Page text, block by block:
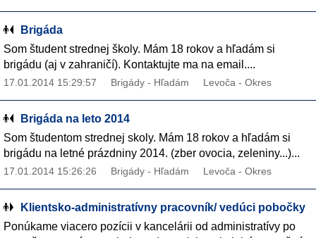
Brigáda
Som študent strednej školy. Mám 18 rokov a hľadám si
brigádu (aj v zahraničí). Kontaktujte ma na email....
17.01.2014 15:29:57 Brigády - Hľadám Levoča - Okres
Brigáda na leto 2014
Som študentom strednej skoly. Mám 18 rokov a hľadám si
brigádu na letné prázdniny 2014. (zber ovocia, zeleniny...)...
17.01.2014 15:26:26 Brigády - Hľadám Levoča - Okres
Klientsko-administratívny pracovník/ vedúci pobočky
Ponúkame viacero pozícii v kancelárii od administratívy po